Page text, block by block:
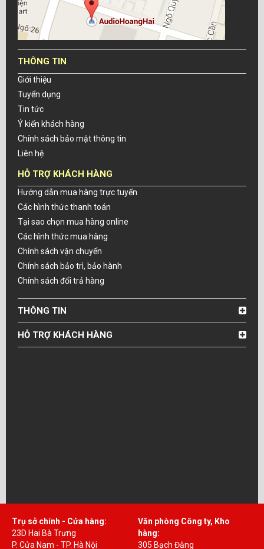
THÔNG TIN
Giới thiệu
Tuyển dụng
Tin tức
Ý kiến khách hàng
Chính sách bảo mật thông tin
Liên hệ
HỖ TRỢ KHÁCH HÀNG
Hướng dẫn mua hàng trực tuyến
Các hình thức thanh toán
Tại sao chọn mua hàng online
Các hình thức mua hàng
Chính sách vận chuyển
Chính sách bảo trì, bảo hành
Chính sách đổi trả hàng
THÔNG TIN
HỖ TRỢ KHÁCH HÀNG
Trụ sở chính - Cửa hàng:
23D Hai Bà Trưng
P. Cửa Nam - TP. Hà Nội
Văn phòng Công ty, Kho
hàng:
305 Bạch Đằng